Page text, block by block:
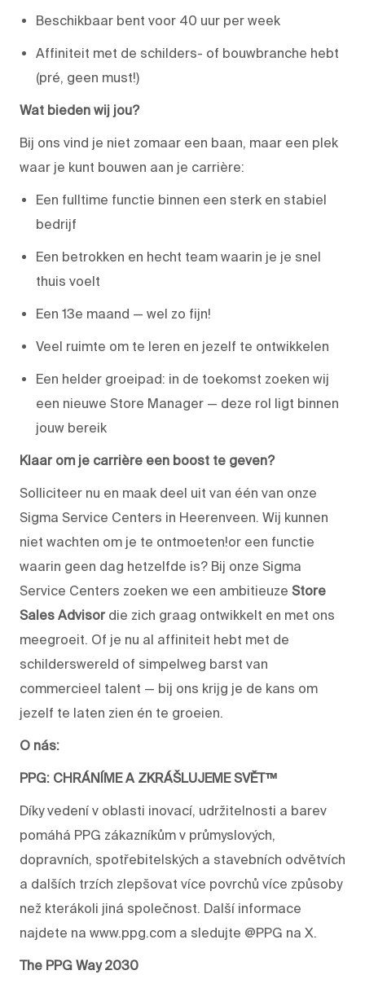
Beschikbaar bent voor 40 uur per week
Affiniteit met de schilders- of bouwbranche hebt
(pré, geen must!)
Wat bieden wij jou?
Bij ons vind je niet zomaar een baan, maar een plek
waar je kunt bouwen aan je carrière:
Een fulltime functie binnen een sterk en stabiel
bedrijf
Een betrokken en hecht team waarin je je snel
thuis voelt
Een 13e maand — wel zo fijn!
Veel ruimte om te leren en jezelf te ontwikkelen
Een helder groeipad: in de toekomst zoeken wij
een nieuwe Store Manager — deze rol ligt binnen
jouw bereik
Klaar om je carrière een boost te geven?
Solliciteer nu en maak deel uit van één van onze
Sigma Service Centers in Heerenveen. Wij kunnen
niet wachten om je te ontmoeten!or een functie
waarin geen dag hetzelfde is? Bij onze Sigma
Service Centers zoeken we een ambitieuze Store
Sales Advisordie zich graag ontwikkelt en met ons
meegroeit. Of je nu al affiniteit hebt met de
schilderswereld of simpelweg barst van
commercieel talent — bij ons krijg je de kans om
jezelf te laten zien én te groeien.
O nás:
PPG: CHRÁNÍME A ZKRÁŠLUJEME SVĚT™
Díky vedení v oblasti inovací, udržitelnosti a barev
pomáhá PPG zákazníkům v průmyslových,
dopravních, spotřebitelských a stavebních odvětvích
a dalších trzích zlepšovat více povrchů více způsoby
než kterákoli jiná společnost. Další informace
najdete na www.ppg.com a sledujte @PPG na X.
The PPG Way 2030